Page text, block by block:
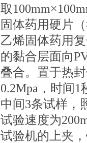
取
固体药用硬片
乙烯固体药用
的黏合层面向
叠合。置于热
0.2Mpa，时间
中间3条试样，
试验速度为
试验机的上夹